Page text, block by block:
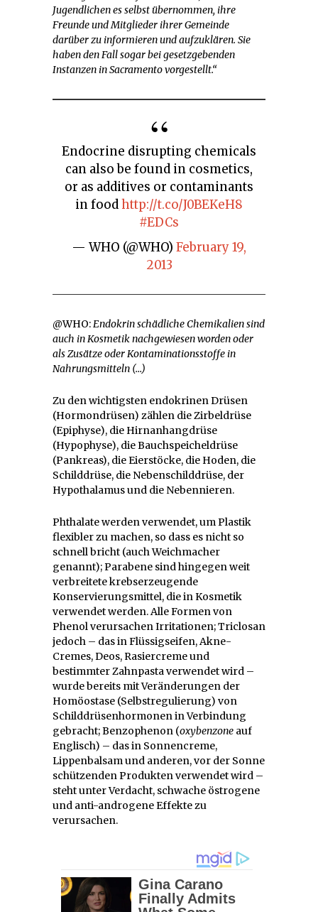
Jugendlichen es selbst übernommen, ihre
Freunde und Mitglieder ihrer Gemeinde
darüber zu informieren und aufzuklären. Sie
haben den Fall sogar bei gesetzgebenden
Instanzen in Sacramento vorgestellt.“
Endocrine disrupting chemicals
can also be found in cosmetics,
or as additives or contaminants
in foodhttp://t.co/J0BEKeH8
#EDCs
— WHO (@WHO) February 19,
2013
@WHO:Endokrin schädliche Chemikalien sind
auch in Kosmetik nachgewiesen worden oder
als Zusätze oder Kontaminationsstoffe in
Nahrungsmitteln (…)
Zu den wichtigsten endokrinen Drüsen
(Hormondrüsen) zählen die Zirbeldrüse
(Epiphyse), die Hirnanhangdrüse
(Hypophyse), die Bauchspeicheldrüse
(Pankreas), die Eierstöcke, die Hoden, die
Schilddrüse, die Nebenschilddrüse, der
Hypothalamus und die Nebennieren.
Phthalate werden verwendet, um Plastik
flexibler zu machen, so dass es nicht so
schnell bricht (auch Weichmacher
genannt); Parabene sind hingegen weit
verbreitete krebserzeugende
Konservierungsmittel, die in Kosmetik
verwendet werden. Alle Formen von
Phenol verursachen Irritationen; Triclosan
jedoch – das in Flüssigseifen, Akne-
Cremes, Deos, Rasiercreme und
bestimmter Zahnpasta verwendet wird –
wurde bereits mit Veränderungen der
Homöostase (Selbstregulierung) von
Schilddrüsenhormonen in Verbindung
gebracht; Benzophenon (oxybenzone auf
Englisch) – das in Sonnencreme,
Lippenbalsam und anderen, vor der Sonne
schützenden Produkten verwendet wird –
steht unter Verdacht, schwache östrogene
und anti-androgene Effekte zu
verursachen.